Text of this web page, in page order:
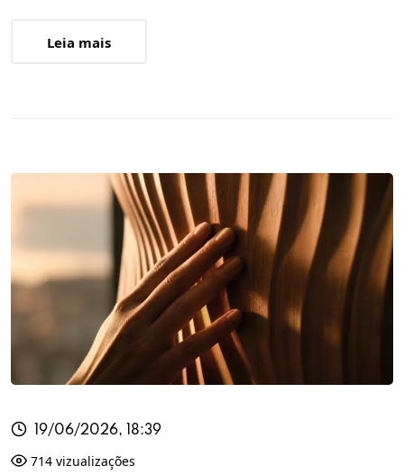
Leia mais
19/06/2026, 18:39
714 vizualizações